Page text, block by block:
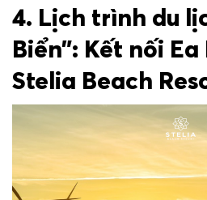
4. Lịch trình du
Biển”: Kết nối Ea
Stelia Beach